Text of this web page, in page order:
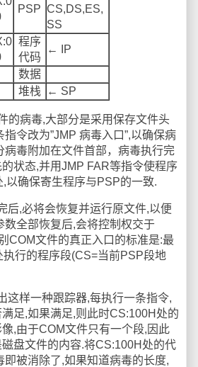
PSP CS,DS,ES,
SS
程序
代码
← IP
数据
堆栈
← SP
病毒,大部分是采用保存文件头
令改为”JMP 病毒入口”,以确保病
病毒附加在文件首部，病毒执行完
状态,并用JMP FAR等指令使程序
以确保寄生程序与PSP的一致.
,必将会恢复并运行原文件,以便
数全部恢复后,会将控制权交于
COM文件的真正入口的标准是:最
行的程序段(CS=当前PSP段地
样一种跟踪器,每执行一条指令,
足,如果满足,则此时CS:100H处的
,由于COM文件只有一个段,因此
盘文件的内容.将CS:100H处的代
即被消除了,如果知道病毒的长度,